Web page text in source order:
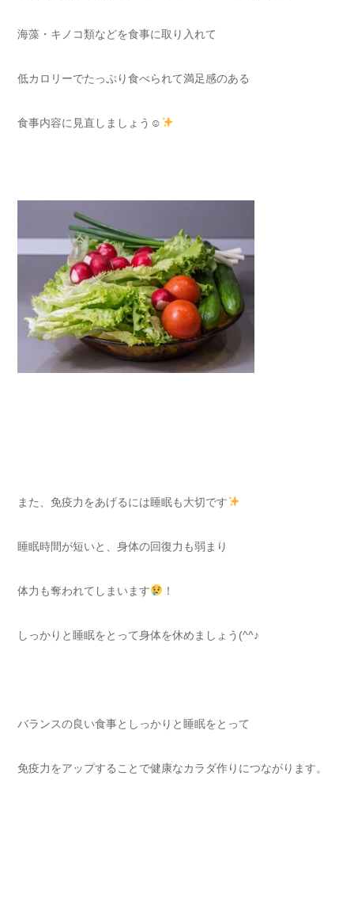
海藻・キノコ類などを食事に取り入れて
低カロリーでたっぷり食べられて満足感のある
食事内容に見直しましょう☺
また、免疫力をあげるには睡眠も大切です
睡眠時間が短いと、身体の回復力も弱まり
体力も奪われてしまいます ！
しっかりと睡眠をとって身体を休めましょう(^^♪
バランスの良い食事としっかりと睡眠をとって
免疫力をアップすることで健康なカラダ作りにつながります。